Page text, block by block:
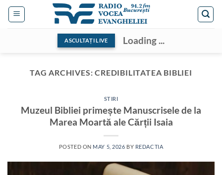
Skip
ASCULTAȚI LIVE Loading ...
TAG ARCHIVES:CREDIBILITATEA BIBLIEI
STIRI
Muzeul Bibliei primește Manuscrisele de la
Marea Moartă ale Cărții Isaia
POSTED ON MAY 5, 2026 BY REDACTIA